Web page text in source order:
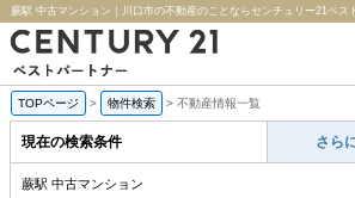
蕨駅 中古マンション｜川口市の不動産のことならセンチュリー21ベス
TOPページ > 物件検索 > 不動産情報一覧
現在の検索条件 さら
蕨駅 中古マンション